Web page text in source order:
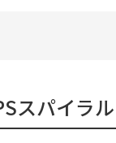
スパイラ